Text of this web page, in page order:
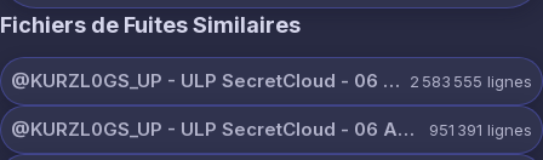
Fichiers de Fuites Similaires
@KURZL0GS_UP - ULP SecretCloud - 06 August 2026.txt 2 583 555 lignes
@KURZL0GS_UP - ULP SecretCloud - 06 August 2026 (9).txt 951 391 lignes